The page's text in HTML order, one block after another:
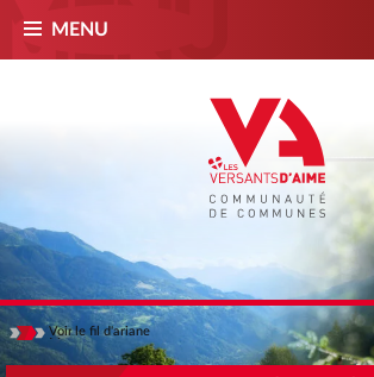
MENU
Voir
Masquer
le fil d'ariane